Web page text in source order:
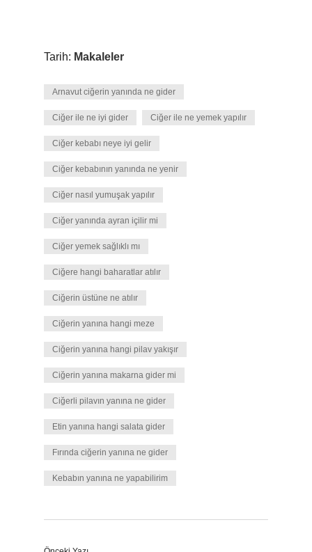
Tarih: Makaleler
Arnavut ciğerin yanında ne gider
Ciğer ile ne iyi gider Ciğer ile ne yemek yapılır
Ciğer kebabı neye iyi gelir
Ciğer kebabının yanında ne yenir
Ciğer nasıl yumuşak yapılır
Ciğer yanında ayran içilir mi
Ciğer yemek sağlıklı mı
Ciğere hangi baharatlar atılır
Ciğerin üstüne ne atılır
Ciğerin yanına hangi meze
Ciğerin yanına hangi pilav yakışır
Ciğerin yanına makarna gider mi
Ciğerli pilavın yanına ne gider
Etin yanına hangi salata gider
Fırında ciğerin yanına ne gider
Kebabın yanına ne yapabilirim